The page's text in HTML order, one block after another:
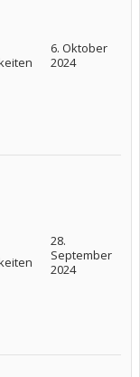
6. Oktober
2024
28.
September
2024